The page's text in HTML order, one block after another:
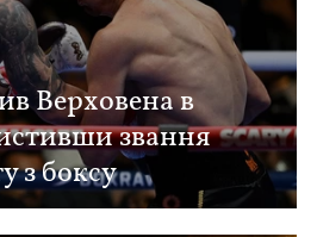
Верховена в
звання
з боксу